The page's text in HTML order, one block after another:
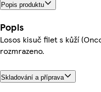
Popis produktu
Popis
Losos kisuč filet s kůží
rozmrazeno.
Skladování a příprava